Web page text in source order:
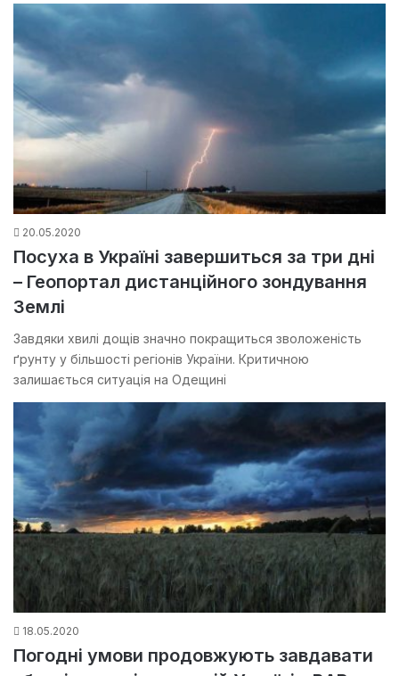
20.05.2020
Посуха в Україні завершиться за три дні
– Геопортал дистанційного зондування
Землі
Завдяки хвилі дощів значно покращиться зволоженість
ґрунту у більшості регіонів України. Критичною
залишається ситуація на Одещині
18.05.2020
Погодні умови продовжують завдавати